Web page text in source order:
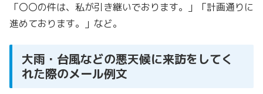
「〇〇の件は、私が引き継いでおります。」
「計画通りに
進めております。」など。
大雨・台風などの悪天候に来訪をしてく
れた際のメール例文